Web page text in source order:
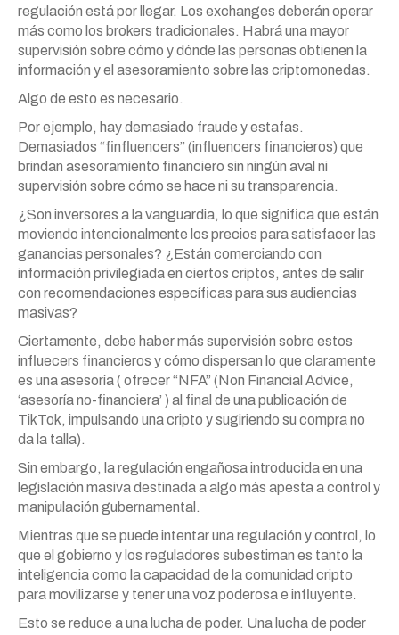
regulación está por llegar. Los exchanges deberán operar
más como los brokers tradicionales. Habrá una mayor
supervisión sobre cómo y dónde las personas obtienen la
información y el asesoramiento sobre las criptomonedas.
Algo de esto es necesario.
Por ejemplo, hay demasiado fraude y estafas.
Demasiados “finfluencers” (influencers financieros) que
brindan asesoramiento financiero sin ningún aval ni
supervisión sobre cómo se hace ni su transparencia.
¿Son inversores a la vanguardia, lo que significa que están
moviendo intencionalmente los precios para satisfacer las
ganancias personales? ¿Están comerciando con
información privilegiada en ciertos criptos, antes de salir
con recomendaciones específicas para sus audiencias
masivas?
Ciertamente, debe haber más supervisión sobre estos
influecers financieros y cómo dispersan lo que claramente
es una asesoría ( ofrecer “NFA” (Non Financial Advice,
‘asesoría no-financiera’ ) al final de una publicación de
TikTok, impulsando una cripto y sugiriendo su compra no
da la talla).
Sin embargo, la regulación engañosa introducida en una
legislación masiva destinada a algo más apesta a control y
manipulación gubernamental.
Mientras que se puede intentar una regulación y control, lo
que el gobierno y los reguladores subestiman es tanto la
inteligencia como la capacidad de la comunidad cripto
para movilizarse y tener una voz poderosa e influyente.
Esto se reduce a una lucha de poder. Una lucha de poder